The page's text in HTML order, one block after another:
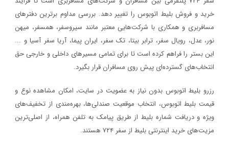
خرید و فروش بلیط اتوبوس را تغییر دهد. بررسی مداوم برترین دفترهای
مسافربری و همکاری با شرکت‌هایی معتبر مانند سیروسفر، همسفر، میهن‌
نور، عدل، رویال سفر، ترابر بیتا، تک سفر، ایران پیما، آریا سفر آسیا و ...
این بستر را فراهم کرده است تا برای تمامی مسیرهای داخلی و خارجی حق
انتخاب‌های گسترده‌ای پیش روی مسافران قرار بگیرد.
رزرو بلیط اتوبوس بدون نیاز به عضویت در سایت، امکان مشاهده نوع و
قیمت بلیط اتوبوس، انتخاب موقعیت صندلی‌ها، بهره‌مندی از تخفیف‌های
ویژه و دریافت شماره‌ بلیط از طریق پیامک به تلفن همراه، از اصلی‌ترین
مزیت‌های خرید اینترنتی بلیط از سفر ۷۲۴ هستند.